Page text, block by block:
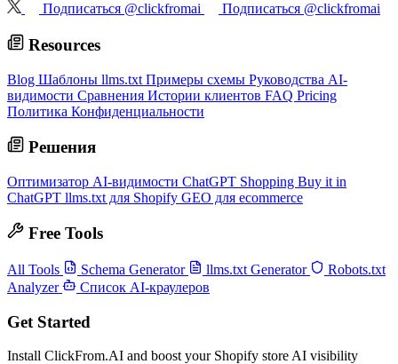
Подписаться @clickfromai Подписаться @clickfromai
Resources
Blog Шаблоны llms.txt Примеры схемы Руководства AI-
видимости Сравнения Истории клиентов FAQ Pricing
Политика Конфиденциальности
Решения
Оптимизатор AI-видимости ChatGPT Shopping Buy it in
ChatGPT llms.txt для Shopify GEO для ecommerce
Free Tools
All Tools Schema Generator llms.txt Generator
Robots.txt
Analyzer
Список AI-краулеров
Get Started
Install ClickFrom.AI and boost your Shopify store AI visibility